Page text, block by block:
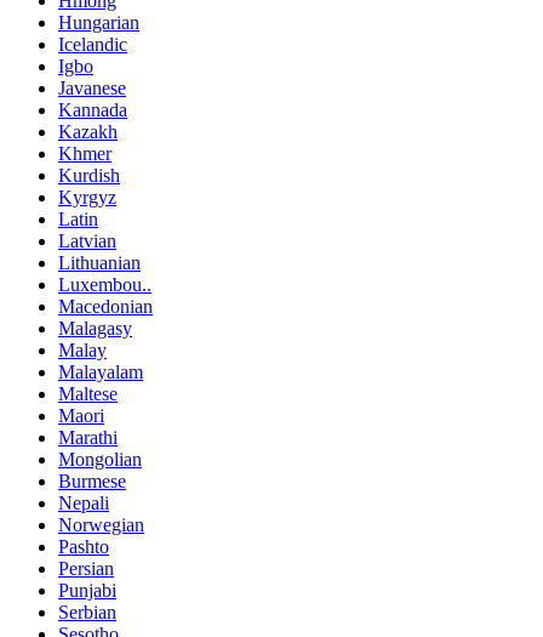
Hungarian
Icelandic
Igbo
Javanese
Kannada
Kazakh
Khmer
Kurdish
Kyrgyz
Latin
Latvian
Lithuanian
Luxembou..
Macedonian
Malagasy
Malay
Malayalam
Maltese
Maori
Marathi
Mongolian
Burmese
Nepali
Norwegian
Pashto
Persian
Punjabi
Serbian